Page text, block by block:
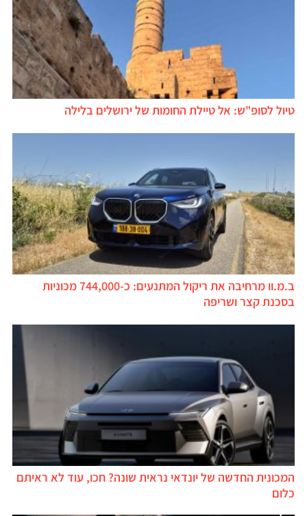
טיול לסופ"ש: אל טיילת החומות של ירושלים בלילה
ב.מ.וו מרחיבה את ריקול המתנעים: כ-744,000 מכוניות
בסכנת קצר ושריפה
המכונית החדשה של יונדאי נראית שונה? חכו, עוד לא ראיתם
כלום